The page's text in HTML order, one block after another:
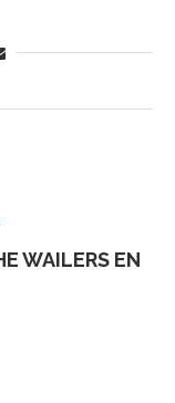
WAILERS EN